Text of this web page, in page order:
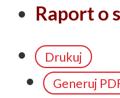
Raport o
Drukuj
Generuj